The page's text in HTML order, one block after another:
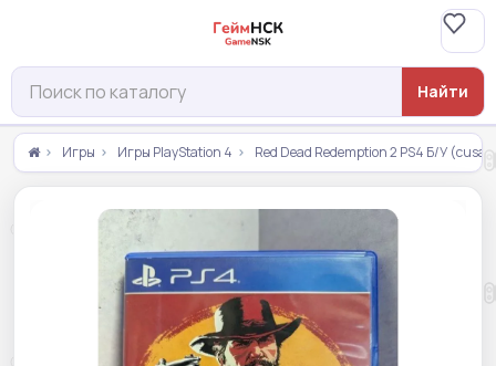
Найти
Игры Игры PlayStation 4 Red Dead Redemption 2 PS4 Б/У (cusa-